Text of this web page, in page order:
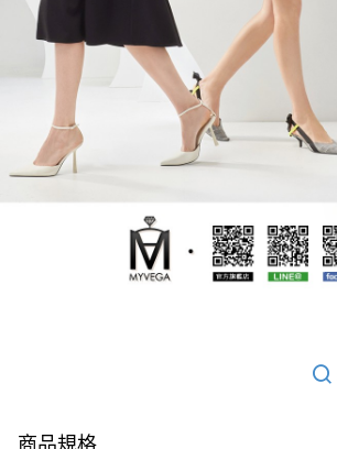
商品規格